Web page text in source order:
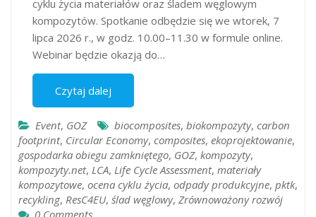
cyklu życia materiałów oraz śladem węglowym
kompozytów. Spotkanie odbędzie się we wtorek, 7
lipca 2026 r., w godz. 10.00–11.30 w formule online.
Webinar będzie okazją do…
Czytaj dalej
Event, GOZ biocomposites, biokompozyty, carbon
footprint, Circular Economy, composites, ekoprojektowanie,
gospodarka obiegu zamkniętego, GOZ, kompozyty,
kompozyty.net, LCA, Life Cycle Assessment, materiały
kompozytowe, ocena cyklu życia, odpady produkcyjne, pktk,
recykling, ResC4EU, ślad węglowy, Zrównoważony rozwój